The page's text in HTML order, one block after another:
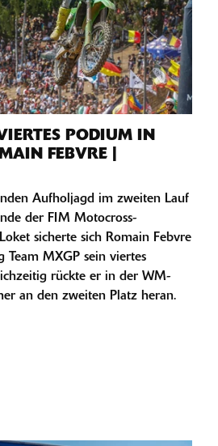
PODIUM IN
FEBVRE |
Aufholjagd im zweiten Lauf
der FIM Motocross-
sicherte sich Romain Febvre
Team MXGP sein viertes
rückte er in der WM-
an den zweiten Platz heran.